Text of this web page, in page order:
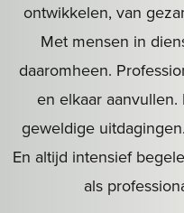
ontwikkelen, van
Met mensen in
daaromheen.
en elkaar aanvullen.
geweldige
En altijd intensief
als